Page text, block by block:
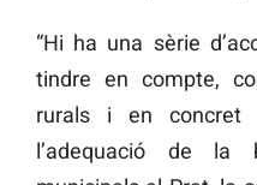
“Hi ha una sèrie
tindre en compte,
rurals i en concret
l’adequació de la